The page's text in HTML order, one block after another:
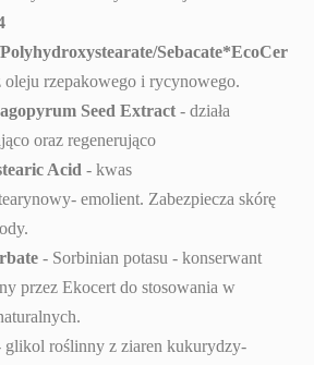
Sebacate*EcoCer
oleju rzepakowego i rycynowego.
Seed Extract - działa
oraz regenerująco
Acid - kwas
emolient. Zabezpiecza skórę
- Sorbinian potasu - konserwant
przez Ekocert do stosowania w
glikol roślinny z ziaren kukurydzy-